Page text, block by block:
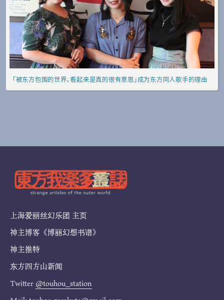
「被东方包围的世界，看起来是真的很有意思」成为东方同人歌手的理由
上海爱丽丝幻乐团 主页
神主博客《博丽幻想书谱》
神主推特
东方四方山新闻
Twitter @touhou_station